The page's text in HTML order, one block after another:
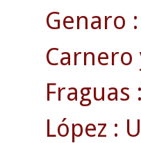
Genaro
López :